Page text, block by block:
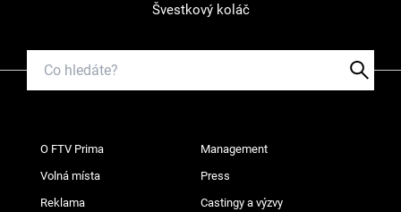
Švestkový koláč
O FTV Prima Management
Volná místa Press
Reklama Castingy a výzvy